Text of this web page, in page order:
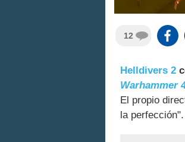
12
Helldivers 2
Warhammer
El propio
la perfección".